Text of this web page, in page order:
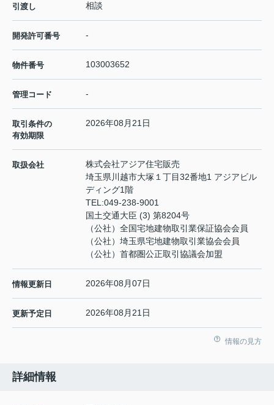
引渡し 相談
開発許可番号 -
物件番号 103003652
管理コード -
取引条件の
有効期限
2026年08月21日
取扱会社
株式会社アジア住宅販売
埼玉県川越市大塚１丁目32番地1 アジアビル
ディング1階
TEL:049-238-9001
国土交通大臣 (3) 第8204号
（公社）全国宅地建物取引業保証協会会員
（公社）埼玉県宅地建物取引業協会会員
（公社）首都圏公正取引協議会加盟
情報更新日 2026年08月07日
更新予定日 2026年08月21日
情報の見方
詳細情報